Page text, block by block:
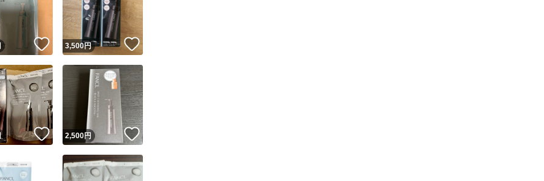
出品者 Yahoo!フリマの基準をクリアした安心・安全なユーザーです
◯+ このユーザーはYahoo!フリマの取引を完了させた実績があります
実績◯+ このユーザーは他フリマサービスでの取引実績があります
心発送
実績に基づく表示であり、発送を保証しているものではありません
この商品の情報をコピーします
画像の 無断転載は禁止されています
ーは1商品につき1回です
出品ページへ
キャンセル
いいね！
3,500円 いいね！
いいね！
2,500円 いいね！